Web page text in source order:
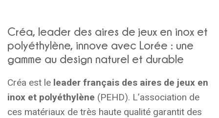
Créa, leader des aires de jeux en inox et
polyéthylène, innove avec Lorée : une
gamme au design naturel et durable
Créa est le leader français des aires de jeux en
inox et polyéthylène (PEHD). L’association de
ces matériaux de très haute qualité garantit des